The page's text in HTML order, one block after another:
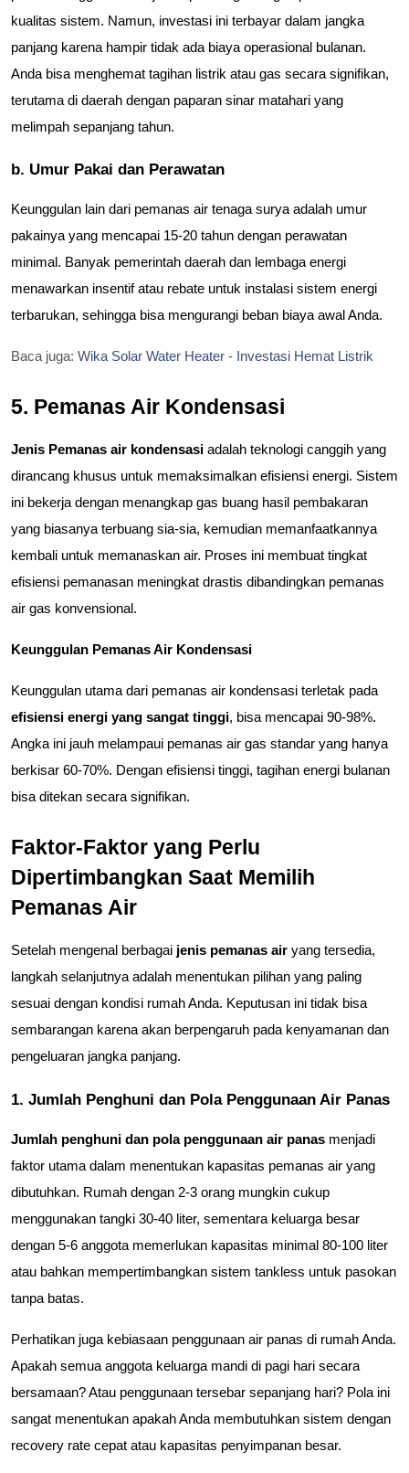
kualitas sistem. Namun, investasi ini terbayar dalam jangka
panjang karena hampir tidak ada biaya operasional bulanan.
Anda bisa menghemat tagihan listrik atau gas secara signifikan,
terutama di daerah dengan paparan sinar matahari yang
melimpah sepanjang tahun.
b. Umur Pakai dan Perawatan
Keunggulan lain dari pemanas air tenaga surya adalah umur
pakainya yang mencapai 15-20 tahun dengan perawatan
minimal. Banyak pemerintah daerah dan lembaga energi
menawarkan insentif atau rebate untuk instalasi sistem energi
terbarukan, sehingga bisa mengurangi beban biaya awal Anda.
Baca juga: Wika Solar Water Heater - Investasi Hemat Listrik
5. Pemanas Air Kondensasi
Jenis Pemanas air kondensasi adalah teknologi canggih yang
dirancang khusus untuk memaksimalkan efisiensi energi. Sistem
ini bekerja dengan menangkap gas buang hasil pembakaran
yang biasanya terbuang sia-sia, kemudian memanfaatkannya
kembali untuk memanaskan air. Proses ini membuat tingkat
efisiensi pemanasan meningkat drastis dibandingkan pemanas
air gas konvensional.
Keunggulan Pemanas Air Kondensasi
Keunggulan utama dari pemanas air kondensasi terletak pada
efisiensi energi yang sangat tinggi, bisa mencapai 90-98%.
Angka ini jauh melampaui pemanas air gas standar yang hanya
berkisar 60-70%. Dengan efisiensi tinggi, tagihan energi bulanan
bisa ditekan secara signifikan.
Faktor-Faktor yang Perlu
Dipertimbangkan Saat Memilih
Pemanas Air
Setelah mengenal berbagai jenis pemanas air yang tersedia,
langkah selanjutnya adalah menentukan pilihan yang paling
sesuai dengan kondisi rumah Anda. Keputusan ini tidak bisa
sembarangan karena akan berpengaruh pada kenyamanan dan
pengeluaran jangka panjang.
1. Jumlah Penghuni dan Pola Penggunaan Air Panas
Jumlah penghuni dan pola penggunaan air panas menjadi
faktor utama dalam menentukan kapasitas pemanas air yang
dibutuhkan. Rumah dengan 2-3 orang mungkin cukup
menggunakan tangki 30-40 liter, sementara keluarga besar
dengan 5-6 anggota memerlukan kapasitas minimal 80-100 liter
atau bahkan mempertimbangkan sistem tankless untuk pasokan
tanpa batas.
Perhatikan juga kebiasaan penggunaan air panas di rumah Anda.
Apakah semua anggota keluarga mandi di pagi hari secara
bersamaan? Atau penggunaan tersebar sepanjang hari? Pola ini
sangat menentukan apakah Anda membutuhkan sistem dengan
recovery rate cepat atau kapasitas penyimpanan besar.